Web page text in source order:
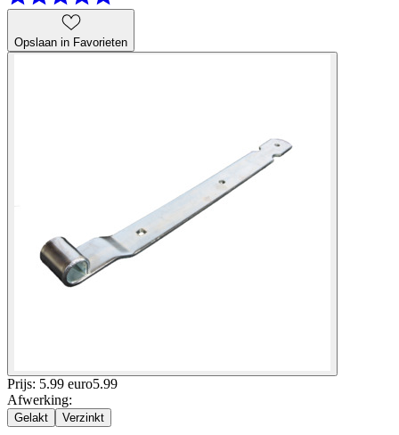
Opslaan in Favorieten
Prijs: 5.99 euro5.99
Afwerking:
Gelakt Verzinkt